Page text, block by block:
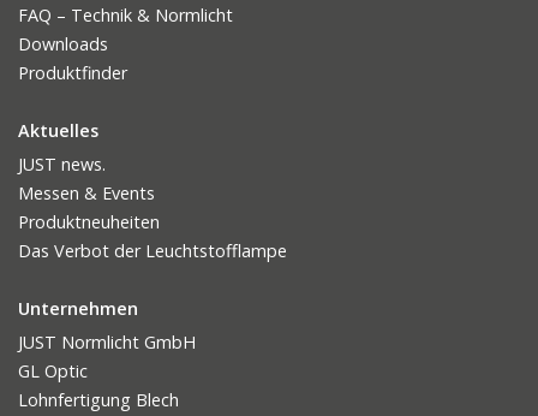
FAQ – Technik & Normlicht
Downloads
Produktfinder
Aktuelles
JUST news.
Messen & Events
Produktneuheiten
Das Verbot der Leuchtstofflampe
Unternehmen
JUST Normlicht GmbH
GL Optic
Lohnfertigung Blech